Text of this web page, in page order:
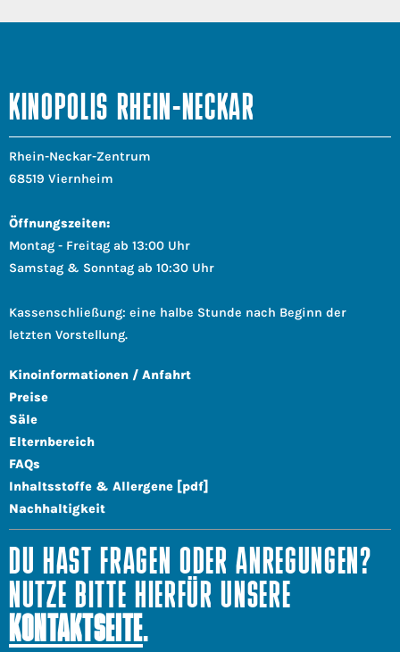
KINOPOLIS RHEIN-NECKAR
Rhein-Neckar-Zentrum
68519 Viernheim
Öffnungszeiten:
Montag - Freitag ab 13:00 Uhr
Samstag & Sonntag ab 10:30 Uhr
Kassenschließung: eine halbe Stunde nach Beginn der
letzten Vorstellung.
Kinoinformationen / Anfahrt
Preise
Säle
Elternbereich
FAQs
Inhaltsstoffe & Allergene [pdf]
Nachhaltigkeit
DU HAST FRAGEN ODER ANREGUNGEN?
NUTZE BITTE HIERFÜR UNSERE
KONTAKTSEITE.